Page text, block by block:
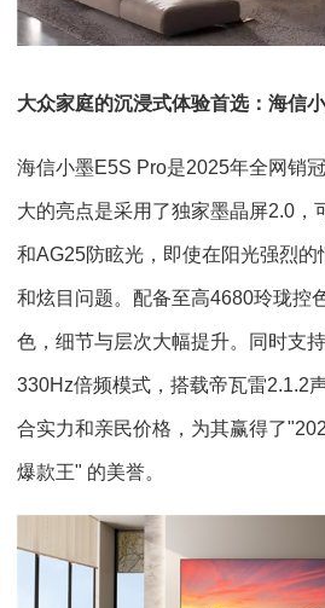
大众家庭的沉浸式体验首选：海信
海信小墨E5S Pro是2025年全网销
大的亮点是采用了独家墨晶屏2.0，
和AG25防眩光，即使在阳光强烈
和炫目问题。配备至高4680玲珑控
色，细节与层次大幅提升。同时支
330Hz倍频模式，搭载帝瓦雷2.1.2
合实力和亲民价格，为其赢得了
爆款王" 的美誉。